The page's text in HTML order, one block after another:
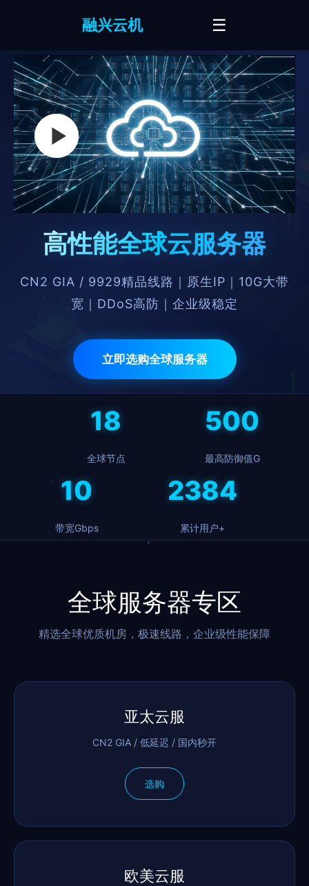
融兴云机 ☰
高性能全球云服务器
CN2 GIA / 9929精品线路｜原生IP｜10G大带
宽｜DDoS高防｜企业级稳定
立即选购全球服务器
18
全球节点
500
最高防御值G
10
带宽Gbps
2432
累计用户+
全球服务器专区
精选全球优质机房，极速线路，企业级性能保障
亚太云服
CN2 GIA / 低延迟 / 国内秒开
选购
欧美云服